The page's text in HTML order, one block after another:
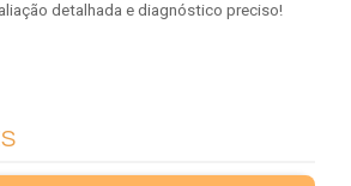
detalhada e diagnóstico preciso!